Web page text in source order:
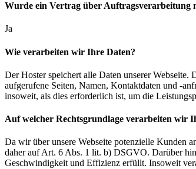
Wurde ein Vertrag über Auftragsverarbeitung
Ja
Wie verarbeiten wir Ihre Daten?
Der Hoster speichert alle Daten unserer Webseite.
aufgerufene Seiten, Namen, Kontaktdaten und -
insoweit, als dies erforderlich ist, um die
Auf welcher Rechtsgrundlage verarbeiten wir
Da wir über unsere Webseite potenzielle Kunden
daher auf Art. 6 Abs. 1 lit. b) DSGVO. Darüber
Geschwindigkeit und Effizienz erfüllt. Insoweit